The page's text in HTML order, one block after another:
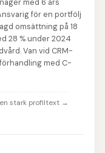
för en portfölj
omsättning på 18
28 % under 2024
Van vid CRM-
med C-
stark profiltext →